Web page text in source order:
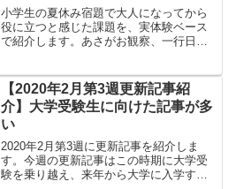
振り返る
小学生の夏休み宿題で大人になってから
役に立つと感じた課題を、実体験ベース
で紹介します。あさがお観察、一行日
ります。
【2020年2月第3週更新記事紹
介】大学受験生に向けた記事が多
い
2020年2月第3週に更新記事を紹介しま
す。今週の更新記事はこの時期に大学受
験を乗り越え、来年から大学に入学する